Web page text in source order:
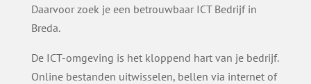
Daarvoor zoek je een betrouwbaar ICT Bedrijf in
Breda.
De ICT-omgeving is het kloppend hart van je bedrijf.
Online bestanden uitwisselen, bellen via internet of